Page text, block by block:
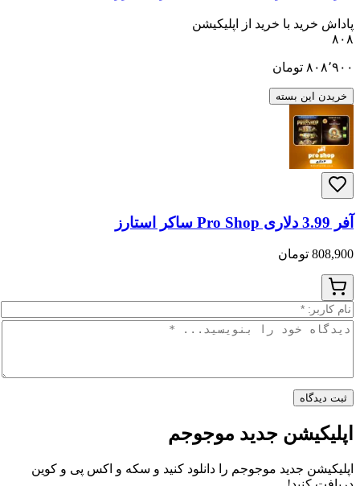
با خرید از اپلیکیشن
تومان
بسته
جدید موجوجم
جدید موجوجم را دانلود کنید و سکه و اکس پی و کوین